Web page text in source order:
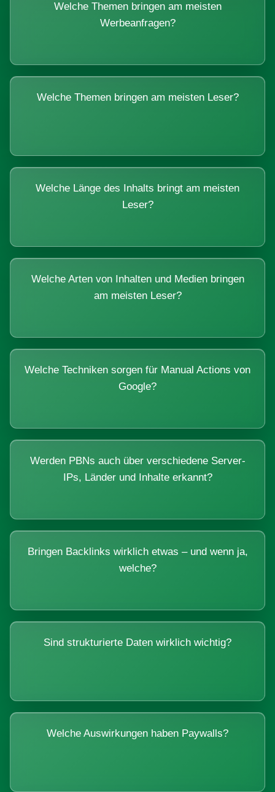
Welche Themen bringen am meisten
Werbeanfragen?
Welche Themen bringen am meisten Leser?
Welche Länge des Inhalts bringt am meisten
Leser?
Welche Arten von Inhalten und Medien bringen
am meisten Leser?
Welche Techniken sorgen für Manual Actions von
Google?
Werden PBNs auch über verschiedene Server-
IPs, Länder und Inhalte erkannt?
Bringen Backlinks wirklich etwas – und wenn ja,
welche?
Sind strukturierte Daten wirklich wichtig?
Welche Auswirkungen haben Paywalls?